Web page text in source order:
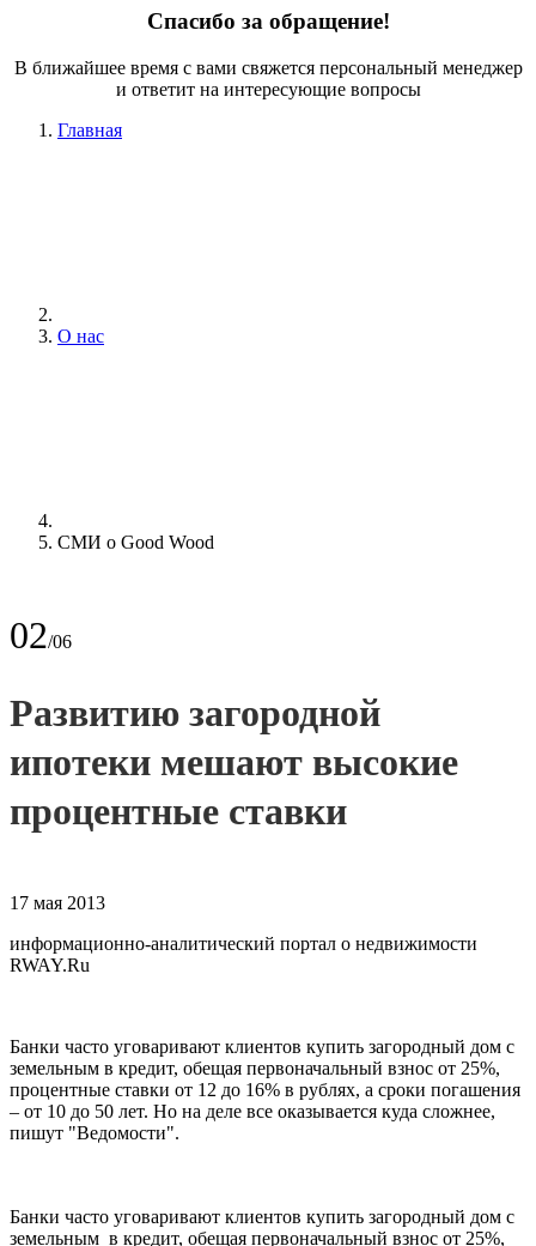
Спасибо за обращение!
В ближайшее время с вами свяжется персональный менеджер
и ответит на интересующие вопросы
Главная
О нас
СМИ о Good Wood
02/06
Развитию загородной
ипотеки мешают высокие
процентные ставки
17 мая 2013
информационно-аналитический портал о недвижимости
RWAY.Ru
Банки часто уговаривают клиентов купить загородный дом с
земельным в кредит, обещая первоначальный взнос от 25%,
процентные ставки от 12 до 16% в рублях, а сроки погашения
– от 10 до 50 лет. Но на деле все оказывается куда сложнее,
пишут "Ведомости".
Банки часто уговаривают клиентов купить загородный дом с
земельным в кредит, обещая первоначальный взнос от 25%,